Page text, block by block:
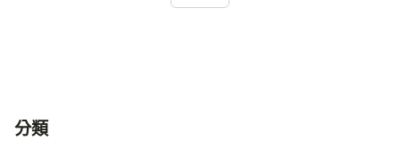
ナビゲーションメニュー
分類